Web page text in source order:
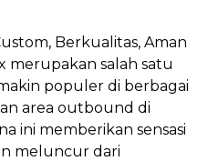
Berkualitas, Aman
merupakan salah satu
populer di berbagai
area outbound di
ini memberikan sensasi
meluncur dari